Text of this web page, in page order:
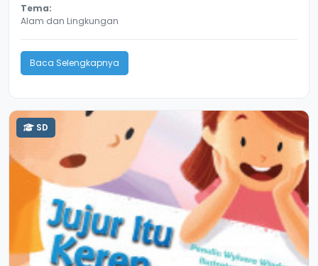
Tema:
Alam dan Lingkungan
Baca Selengkapnya
SD